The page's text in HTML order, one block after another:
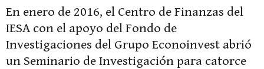
En enero de 2016, el Centro de Finanzas del
IESA con el apoyo del Fondo de
Investigaciones del Grupo Econoinvest abrió
un Seminario de Investigación para catorce